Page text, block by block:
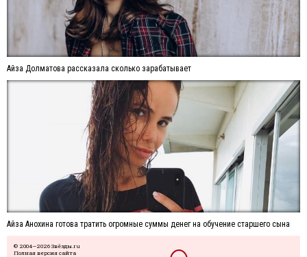
Айза Долматова рассказала сколько зарабатывает
Айза Анохина готова тратить огромные суммы денег на обучение старшего сына
© 2004—2026 Звёзды.ru
Полная версия сайта